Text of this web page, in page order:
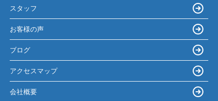
スタッフ
お客様の声
ブログ
アクセスマップ
会社概要